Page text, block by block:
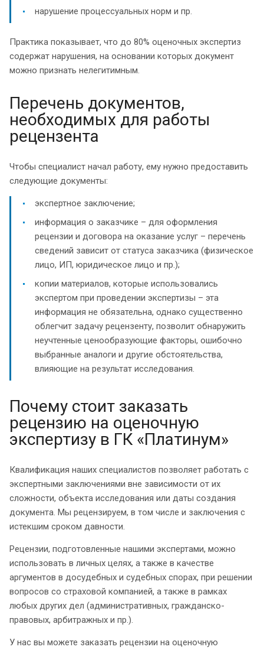
нарушение процессуальных норм и пр.
Практика показывает, что до 80% оценочных экспертиз
содержат нарушения, на основании которых документ
можно признать нелегитимным.
Перечень документов,
необходимых для работы
рецензента
Чтобы специалист начал работу, ему нужно предоставить
следующие документы:
экспертное заключение;
информация о заказчике – для оформления
рецензии и договора на оказание услуг – перечень
сведений зависит от статуса заказчика (физическое
лицо, ИП, юридическое лицо и пр.);
копии материалов, которые использовались
экспертом при проведении экспертизы – эта
информация не обязательна, однако существенно
облегчит задачу рецензенту, позволит обнаружить
неучтенные ценообразующие факторы, ошибочно
выбранные аналоги и другие обстоятельства,
влияющие на результат исследования.
Почему стоит заказать
рецензию на оценочную
экспертизу в ГК «Платинум»
Квалификация наших специалистов позволяет работать с
экспертными заключениями вне зависимости от их
сложности, объекта исследования или даты создания
документа. Мы рецензируем, в том числе и заключения с
истекшим сроком давности.
Рецензии, подготовленные нашими экспертами, можно
использовать в личных целях, а также в качестве
аргументов в досудебных и судебных спорах, при решении
вопросов со страховой компанией, а также в рамках
любых других дел (административных, гражданско-
правовых, арбитражных и пр.).
У нас вы можете заказать рецензии на оценочную